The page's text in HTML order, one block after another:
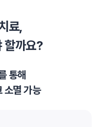
료,
할까요?
통해
소멸 가능